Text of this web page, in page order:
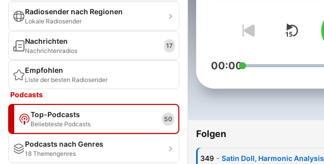
Radiosender nach Regionen
Lokale Radiosender
Nachrichten
Nachrichtenradios
17
Empfohlen
Liste der besten Radiosender
Podcasts
Top-Podcasts
Beliebteste Podcasts
50
Podcasts nach Genres
18 Themengenres
00:00
Folgen
349 - Satin Doll, Harmonic Analysis